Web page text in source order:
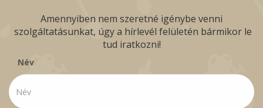
Amennyiben nem szeretné igénybe venni
szolgáltatásunkat, úgy a hírlevél felületén bármikor le
tud iratkozni!
Név